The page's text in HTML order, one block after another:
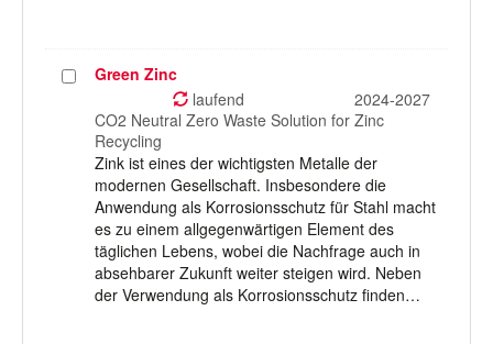
ProjektGreen Zinc
laufend
2024-2027
CO2 Neutral Zero Waste Solution for Zinc
Recycling
Zink ist eines der wichtigsten Metalle der
modernen Gesellschaft. Insbesondere die
Anwendung als Korrosionsschutz für Stahl macht
es zu einem allgegenwärtigen Element des
täglichen Lebens, wobei die Nachfrage auch in
absehbarer Zukunft weiter steigen wird. Neben
der Verwendung als Korrosionsschutz finden…